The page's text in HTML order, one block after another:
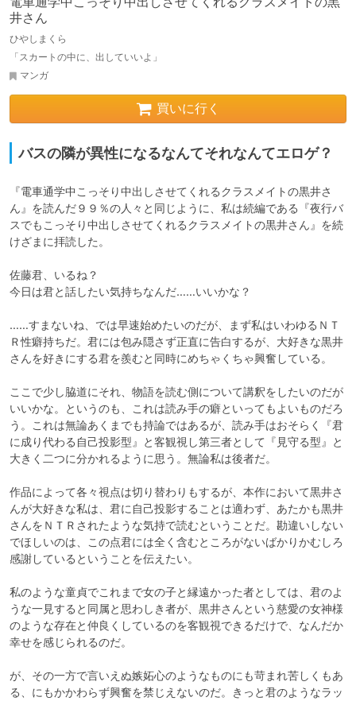
井さん
ひやしまくら
「スカートの中に、出していいよ」
マンガ
買いに行く
バスの隣が異性になるなんてそれなんてエロゲ？
『電車通学中こっそり中出しさせてくれるクラスメイトの黒井さ
ん』を読んだ９９％の人々と同じように、私は続編である『夜行バ
スでもこっそり中出しさせてくれるクラスメイトの黒井さん』を続
けざまに拝読した。
佐藤君、いるね？
今日は君と話したい気持ちなんだ……いいかな？
……すまないね、では早速始めたいのだが、まず私はいわゆるＮＴ
Ｒ性癖持ちだ。君には包み隠さず正直に告白するが、大好きな黒井
さんを好きにする君を羨むと同時にめちゃくちゃ興奮している。
ここで少し脇道にそれ、物語を読む側について講釈をしたいのだが
いいかな。というのも、これは読み手の癖といってもよいものだろ
う。これは無論あくまでも持論ではあるが、読み手はおそらく『君
に成り代わる自己投影型』と客観視し第三者として『見守る型』と
大きく二つに分かれるように思う。無論私は後者だ。
作品によって各々視点は切り替わりもするが、本作において黒井さ
んが大好きな私は、君に自己投影することは適わず、あたかも黒井
さんをＮＴＲされたような気持で読むということだ。勘違いしない
でほしいのは、この点君には全く含むところがないばかりかむしろ
感謝しているということを伝えたい。
私のような童貞でこれまで女の子と縁遠かった者としては、君のよ
うな一見すると同属と思わしき者が、黒井さんという慈愛の女神様
のような存在と仲良くしているのを客観視できるだけで、なんだか
幸せを感じられるのだ。
が、その一方で言いえぬ嫉妬心のようなものにも苛まれ苦しくもあ
る、にもかかわらず興奮を禁じえないのだ。きっと君のようなラッ